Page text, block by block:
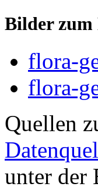
Bilder zum
flora-
flora-
Quellen
unter der